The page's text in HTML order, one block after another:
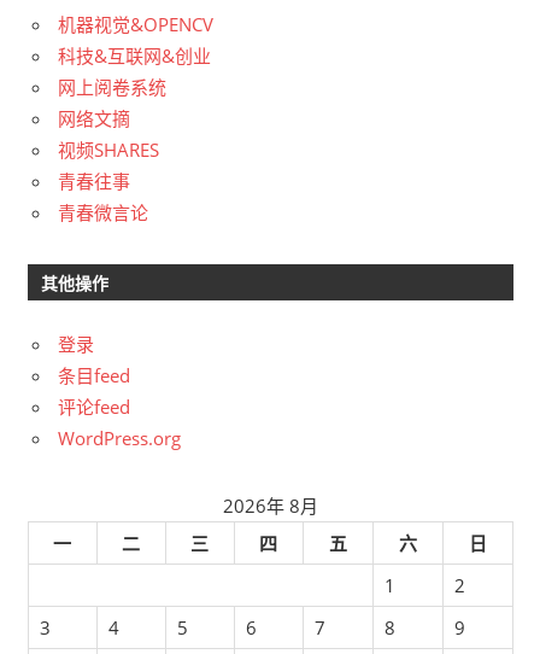
机器视觉&OPENCV
科技&互联网&创业
网上阅卷系统
网络文摘
视频SHARES
青春往事
青春微言论
其他操作
登录
条目feed
评论feed
WordPress.org
2026年 8月
一
二 三 四 五 六
日
1
2
3
4 5 6 7 8
9